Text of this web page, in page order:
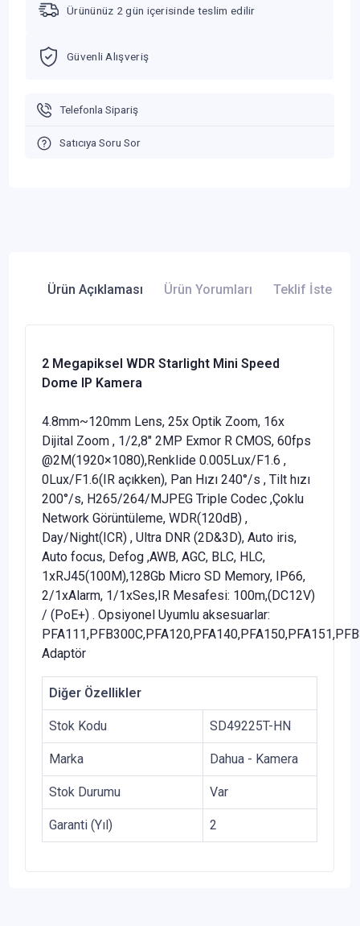
Ürününüz 2 gün içerisinde teslim edilir
Güvenli Alışveriş
Telefonla Sipariş
Satıcıya Soru Sor
Ürün Açıklaması Ürün Yorumları Teklif İste
2 Megapiksel WDR Starlight Mini Speed
Dome IP Kamera
4.8mm~120mm Lens, 25x Optik Zoom, 16x
Dijital Zoom , 1/2,8" 2MP Exmor R CMOS, 60fps
@2M(1920×1080),Renklide 0.005Lux/F1.6 ,
0Lux/F1.6(IR açıkken), Pan Hızı 240°/s , Tilt hızı
200°/s, H265/264/MJPEG Triple Codec ,Çoklu
Network Görüntüleme, WDR(120dB) ,
Day/Night(ICR) , Ultra DNR (2D&3D), Auto iris,
Auto focus, Defog ,AWB, AGC, BLC, HLC,
1xRJ45(100M),128Gb Micro SD Memory, IP66,
2/1xAlarm, 1/1xSes,IR Mesafesi: 100m,(DC12V)
/ (PoE+) . Opsiyonel Uyumlu aksesuarlar:
Adaptör
Diğer Özellikler
Stok Kodu SD49225T-HN
Marka Dahua - Kamera
Stok Durumu Var
Garanti (Yıl) 2